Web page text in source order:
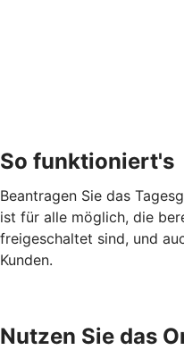
So funktioniert's
Beantragen Sie das
ist für alle möglich, die
freigeschaltet sind, und
Kunden.
Nutzen Sie das